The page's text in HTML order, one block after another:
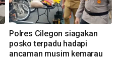
Polres Cilegon siagakan
posko terpadu hadapi
ancaman musim kemarau